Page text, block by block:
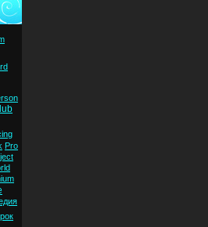
Pro